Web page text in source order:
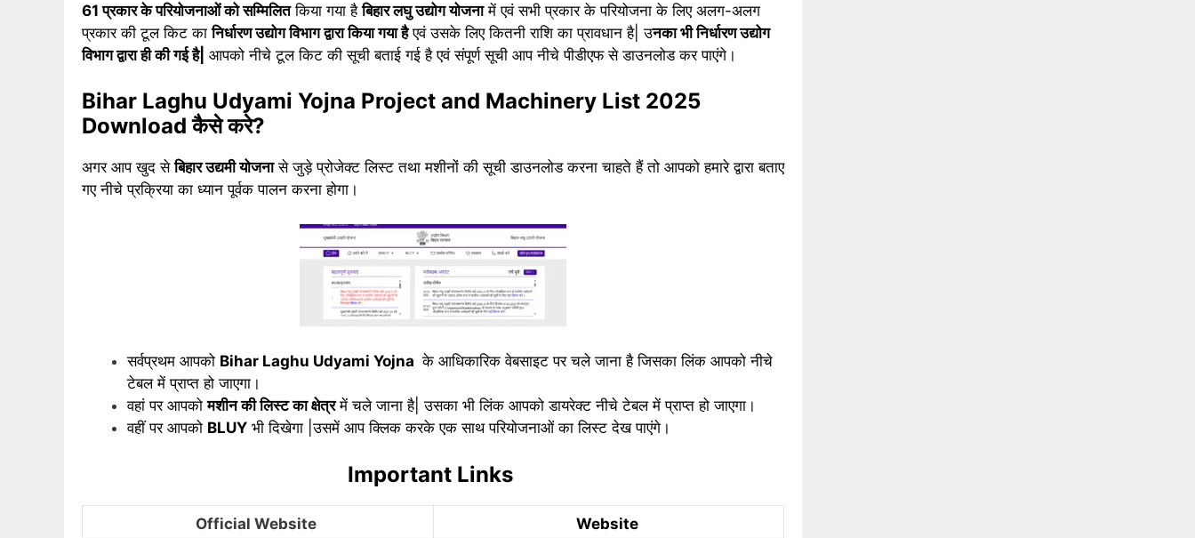
61 प्रकार के परियोजनाओं को सम्मिलितकिया गया हैबिहार लघु उद्योग योजनामें एवं सभी प्रकार के परियोजना के लिए अलग-अलग
प्रकार की टूल किट कानिर्धारण उद्योग विभाग द्वारा किया गया हैएवं उसके लिए कितनी राशि का प्रावधान है| उनका भी निर्धारण उद्योग
विभाग द्वारा ही की गई है| आपको नीचे टूल किट की सूची बताई गई है एवं संपूर्ण सूची आप नीचे पीडीएफ से डाउनलोड कर पाएंगे।
Bihar Laghu Udyami Yojna Project and Machinery List 2025
Download कैसे करे?
अगर आप खुद सेबिहार उद्यमी योजनासे जुड़े प्रोजेक्ट लिस्ट तथा मशीनों की सूची डाउनलोड करना चाहते हैं तो आपको हमारे द्वारा बताए
गए नीचे प्रक्रिया का ध्यान पूर्वक पालन करना होगा।
सर्वप्रथम आपको Bihar Laghu Udyami Yojna के आधिकारिक वेबसाइट पर चले जाना है जिसका लिंक आपको नीचे
टेबल में प्राप्त हो जाएगा।
वहां पर आपकोमशीन की लिस्ट का क्षेत्रमें चले जाना है| उसका भी लिंक आपको डायरेक्ट नीचे टेबल में प्राप्त हो जाएगा।
वहीं पर आपको BLUY भी दिखेगा |उसमें आप क्लिक करके एक साथ परियोजनाओं का लिस्ट देख पाएंगे।
Important Links
Official Website Website